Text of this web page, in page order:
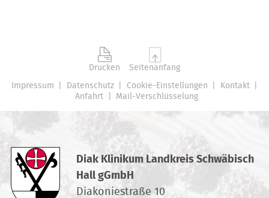
Impressum Datenschutz Cookie-Einstellungen
Kontakt
Anfahrt
Mail-Verschlüsselung
Drucken Seitenanfang
Diak Klinikum Landkreis Schwäbisch
Hall gGmbH
Diakoniestraße 10